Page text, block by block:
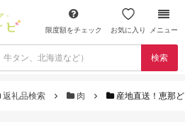
限度額をチェック お気に入り メニュー
検索
返礼品検索 肉 産地直送！恵那